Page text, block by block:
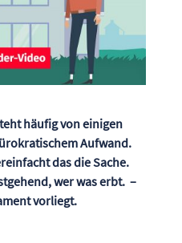
häufig von einigen
Aufwand.
das die Sache.
wer was erbt. –
vorliegt.